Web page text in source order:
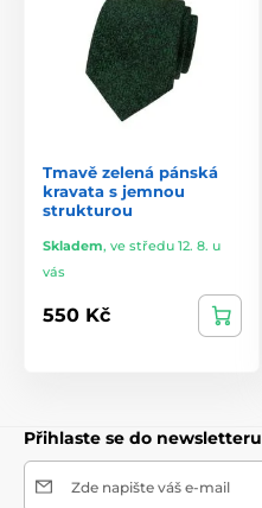
Tmavě zelená pánská
kravata s jemnou
strukturou
Skladem, ve středu 12. 8. u
vás
550 Kč
Přihlaste se do newsletteru
Zde napište váš e-mail